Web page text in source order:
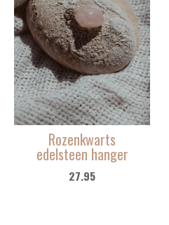
Rozenkwarts
edelsteen hanger
27.95